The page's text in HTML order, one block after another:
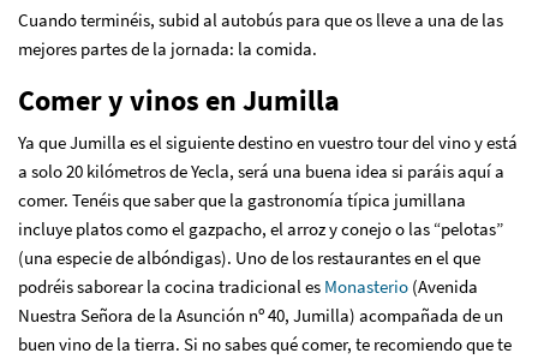
Cuando terminéis, subid al autobús para que os lleve a una de las
mejores partes de la jornada: la comida.
Comer y vinos en Jumilla
Ya que Jumilla es el siguiente destino en vuestro tour del vino y está
a solo 20 kilómetros de Yecla, será una buena idea si paráis aquí a
comer. Tenéis que saber que la gastronomía típica jumillana
incluye platos como el gazpacho, el arroz y conejo o las “pelotas”
(una especie de albóndigas). Uno de los restaurantes en el que
podréis saborear la cocina tradicional es Monasterio (Avenida
Nuestra Señora de la Asunción nº 40, Jumilla) acompañada de un
buen vino de la tierra. Si no sabes qué comer, te recomiendo que te